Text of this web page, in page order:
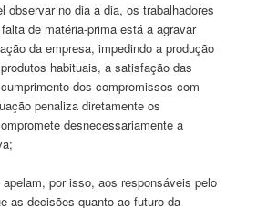
observar no dia a dia, os trabalhadores
de matéria-prima está a agravar
da empresa, impedindo a produção
habituais, a satisfação das
dos compromissos com
penaliza diretamente os
desnecessariamente a
por isso, aos responsáveis pelo
as decisões quanto ao futuro da